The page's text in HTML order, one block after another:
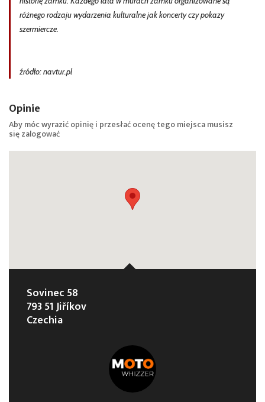
różnego rodzaju wydarzenia kulturalne jak koncerty czy pokazy
szermiercze.
źródło: navtur.pl
Opinie
Aby móc wyrazić opinię i przesłać ocenę tego miejsca musisz
sięzalogować
Sovinec 58
793 51 Jiříkov
Czechia